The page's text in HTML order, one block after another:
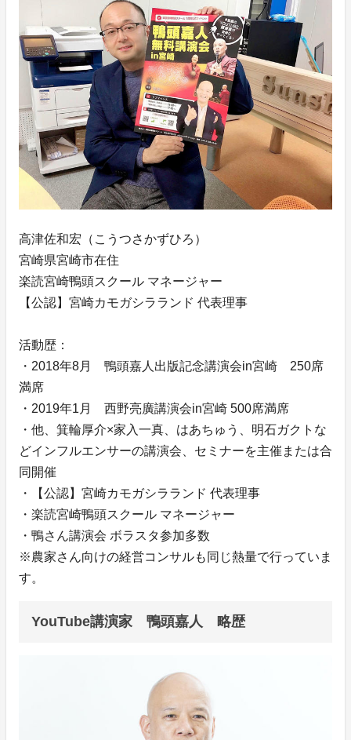
高津佐和宏（こうつさかずひろ）
宮崎県宮崎市在住
楽読宮崎鴨頭スクール マネージャー
【公認】宮崎カモガシラランド 代表理事
活動歴：
・2018年8月 鴨頭嘉人出版記念講演会in宮崎 250席
満席
・2019年1月 西野亮廣講演会in宮崎 500席満席
・他、箕輪厚介×家入一真、はあちゅう、明石ガクトな
どインフルエンサーの講演会、セミナーを主催または合
同開催
・【公認】宮崎カモガシラランド 代表理事
・楽読宮崎鴨頭スクール マネージャー
・鴨さん講演会 ボラスタ参加多数
※農家さん向けの経営コンサルも同じ熱量で行っていま
す。
YouTube講演家 鴨頭嘉人 略歴